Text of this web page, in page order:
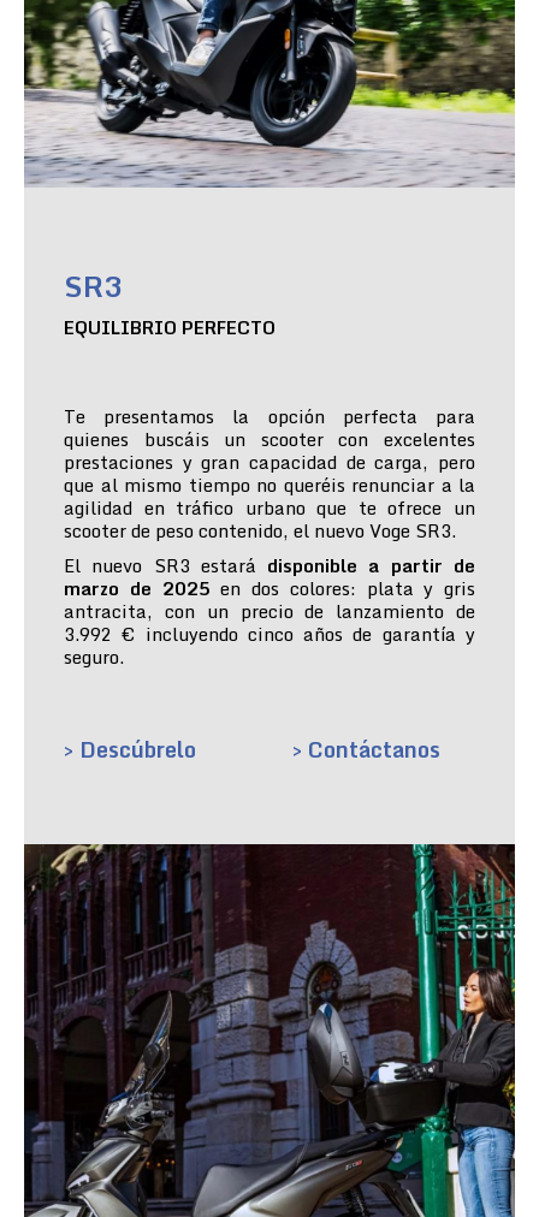
SR3
EQUILIBRIO PERFECTO
Te presentamos la opción perfecta para
quienes buscáis un scooter con excelentes
prestaciones y gran capacidad de carga, pero
que al mismo tiempo no queréis renunciar a la
agilidad en tráfico urbano que te ofrece un
scooter de peso contenido, el nuevo Voge SR3.
El nuevo SR3 estará disponible a partir de
marzo de 2025 en dos colores: plata y gris
antracita, con un precio de lanzamiento de
3.992 € incluyendo cinco años de garantía y
seguro.
> Descúbrelo > Contáctanos